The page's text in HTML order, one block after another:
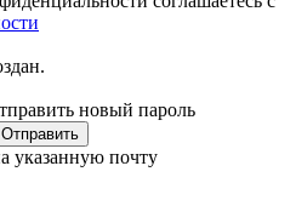
новый пароль
Отправить
указанную почту